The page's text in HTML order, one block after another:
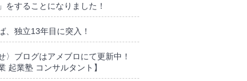
をすることになりました！
、独立13年目に突入！
〉ブログはアメブロにて更新中！
起業塾 コンサルタント】